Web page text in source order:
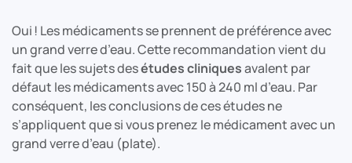
Oui ! Les médicaments se prennent de préférence avec
un grand verre d’eau. Cette recommandation vient du
fait que les sujets desétudes cliniquesavalent par
défaut les médicaments avec 150 à 240 ml d’eau. Par
conséquent, les conclusions de ces études ne
s’appliquent que si vous prenez le médicament avec un
grand verre d’eau (plate).